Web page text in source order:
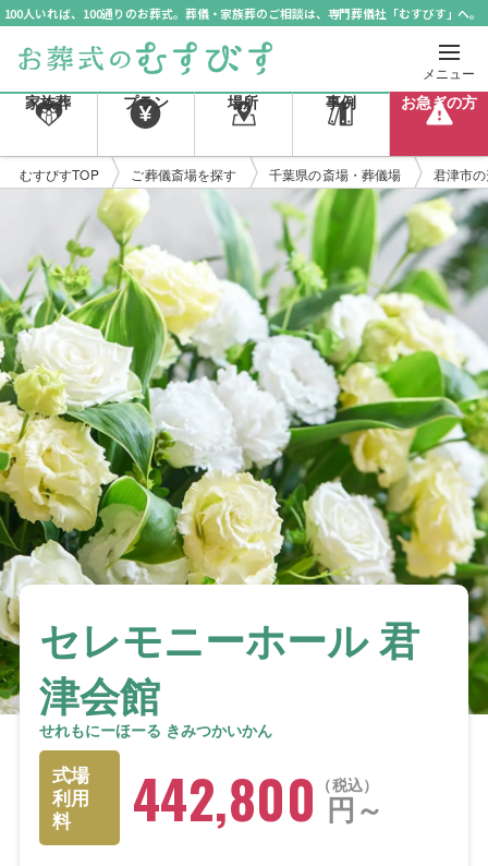
100人いれば、100通りのお葬式。葬儀・家族葬のご相談は、専門葬儀社「むすびす」へ。
メニュー
家族葬 プラン 場所 事例 お急ぎの方
むすびすTOP ご葬儀斎場を探す 千葉県の斎場・葬儀場 君津市
セレモニーホール 君
津会館
せれもにーほーる きみつかいかん
式場
利用
料
税込
442,800 円～